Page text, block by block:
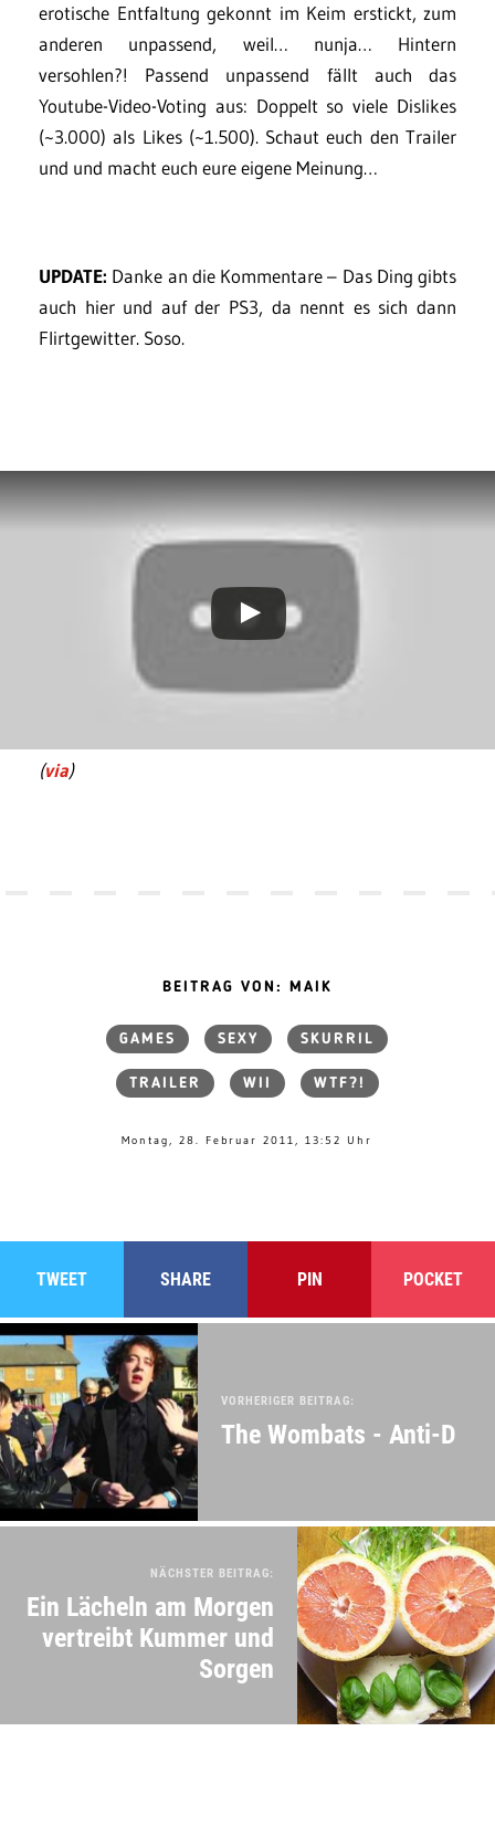
erotische Entfaltung gekonnt im Keim erstickt, zum
anderen unpassend, weil… nunja… Hintern
versohlen?! Passend unpassend fällt auch das
Youtube-Video-Voting aus: Doppelt so viele Dislikes
(~3.000) als Likes (~1.500). Schaut euch den Trailer
und und macht euch eure eigene Meinung…
UPDATE: Danke an die Kommentare – Das Ding gibts
auch hier und auf der PS3, da nennt es sich dann
Flirtgewitter. Soso.
(via)
BEITRAG VON: MAIK
GAMES SEXY SKURRIL
TRAILER WII WTF?!
Montag, 28. Februar 2011, 13:52 Uhr
TWEET SHARE PIN POCKET
VORHERIGER BEITRAG:
The Wombats - Anti-D
NÄCHSTER BEITRAG:
Ein Lächeln am Morgen
vertreibt Kummer und
Sorgen